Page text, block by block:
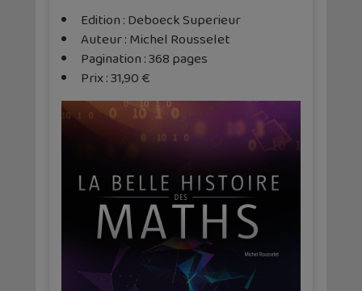
Edition : Deboeck Superieur
Auteur : Michel Rousselet
Pagination : 368 pages
Prix : 31,90 €